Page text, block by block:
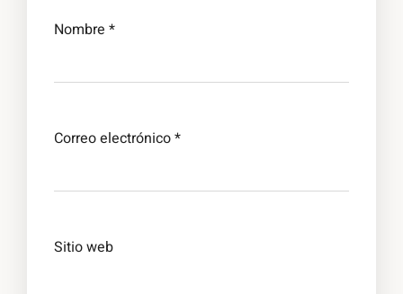
Nombre *
Correo electrónico*
Sitio web